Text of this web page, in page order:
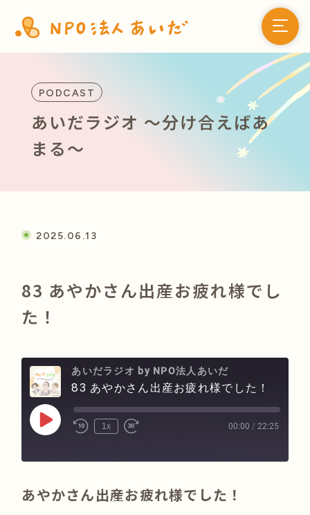
PODCAST
あいだラジオ 〜分け合えばあ
まる〜
2025.06.13
83 あやかさん出産お疲れ様でし
た！
あいだラジオ by NPO法人あいだ
83 あやかさん出産お疲れ様でした！
Play
Episode
1x 00:00 / 22:25
あやかさん出産お疲れ様でした！